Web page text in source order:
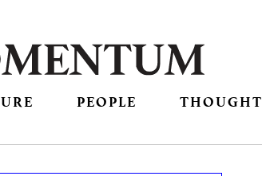
PEOPLE THOUGHT